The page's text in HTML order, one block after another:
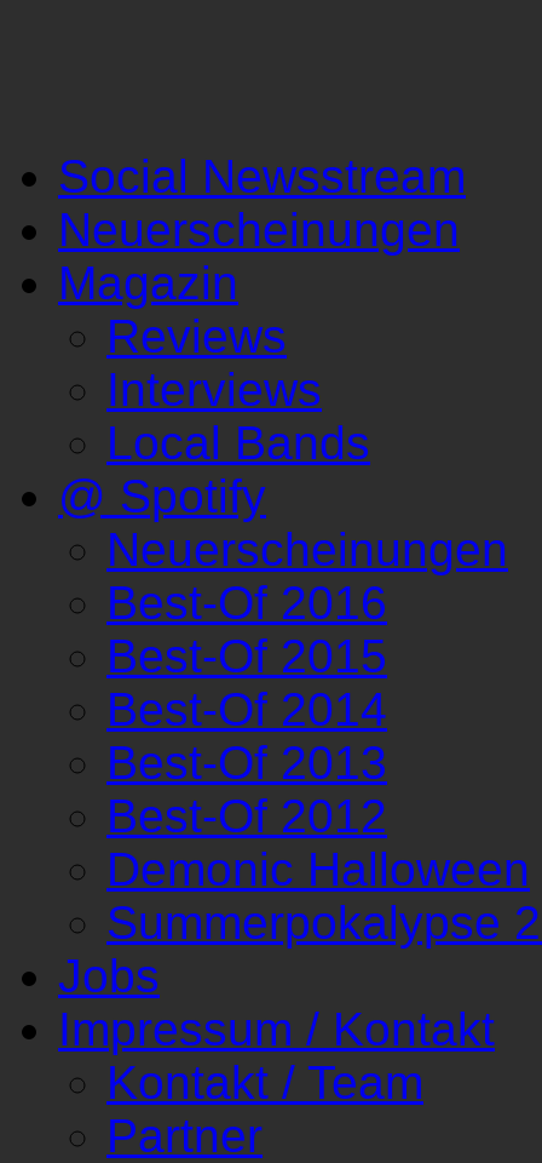
Social Newsstream
Neuerscheinungen
Magazin
Reviews
Interviews
Local Bands
@ Spotify
Neuerscheinungen
Best-Of 2016
Best-Of 2015
Best-Of 2014
Best-Of 2013
Best-Of 2012
Demonic Halloween
Summerpokalypse
Jobs
Impressum / Kontakt
Kontakt / Team
Partner